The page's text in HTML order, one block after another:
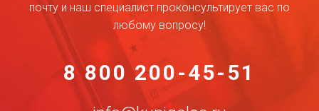
почту и наш специалист проконсультирует вас по
любому вопросу!
8 800 200-45-51